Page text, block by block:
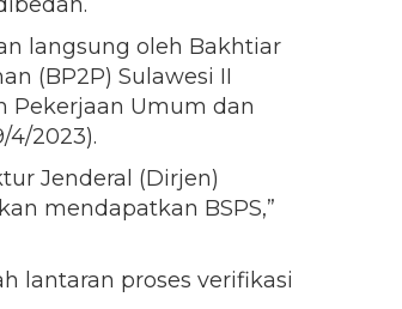
langsung oleh Bakhtiar
(BP2P) Sulawesi II
Pekerjaan Umum dan
4/2023).
Jenderal (Dirjen)
mendapatkan BSPS,”
lantaran proses verifikasi